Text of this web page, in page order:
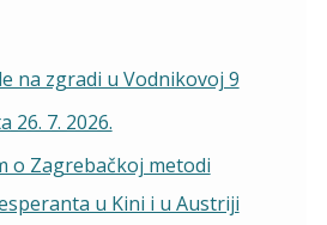
na zgradi u Vodnikovoj 9
26. 7. 2026.
o Zagrebačkoj metodi
u Kini i u Austriji